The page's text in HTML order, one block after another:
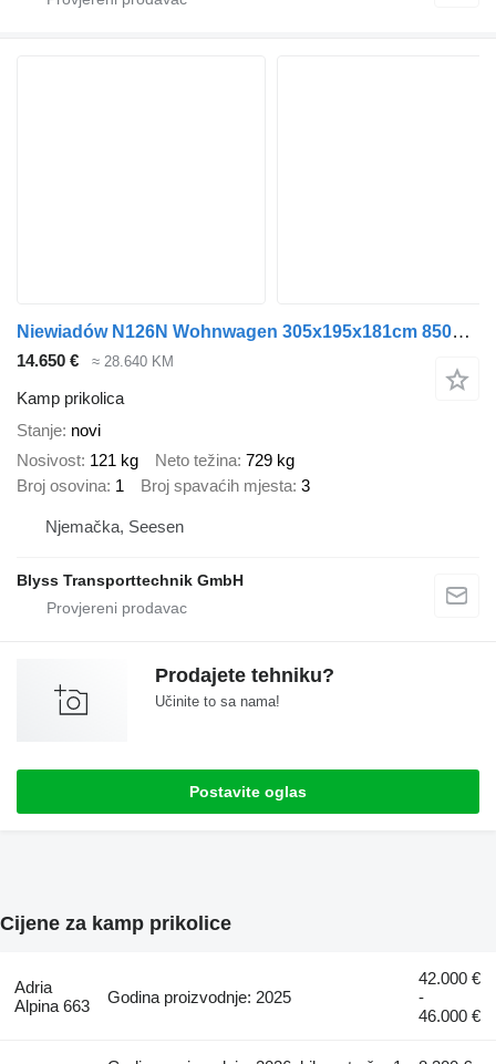
Niewiadów N126N Wohnwagen 305x195x181cm 850kg zGG
14.650 € ≈ 28.640 KM
Kamp prikolica
Stanje novi
Nosivost 121 kg Neto težina 729 kg
Broj osovina 1 Broj spavaćih mjesta 3
Njemačka, Seesen
Blyss Transporttechnik GmbH
Prodajete tehniku?
Učinite to sa nama!
Postavite oglas
Cijene za kamp prikolice
Adria
Alpina 663
Godina proizvodnje: 2025
42.000 €
-
46.000 €